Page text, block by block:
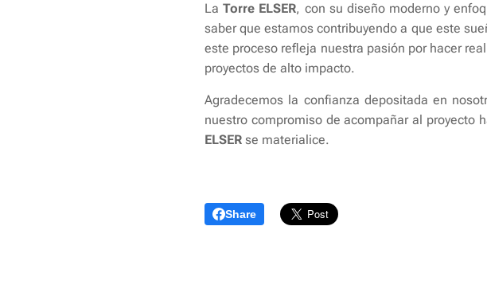
LaTorre ELSER, con su diseño moderno y
saber que estamos contribuyendo a que este
este proceso refleja nuestra pasión por hacer
proyectos de alto impacto.
Agradecemos la confianza depositada en
nuestro compromiso de acompañar al
ELSER se materialice.
Share